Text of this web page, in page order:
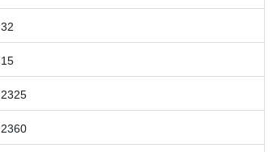
32
15
2325
2360